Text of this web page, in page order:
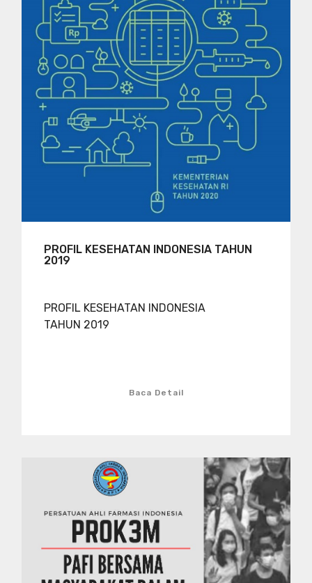
PROFIL KESEHATAN INDONESIA TAHUN
2019
PROFIL KESEHATAN INDONESIA
TAHUN 2019
Baca Detail